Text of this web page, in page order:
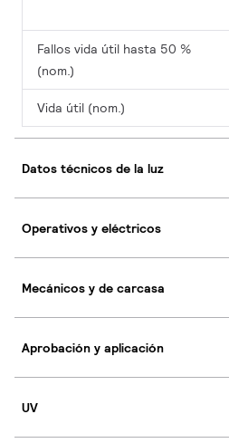
Fallos vida útil hasta 50 %
(nom.)
Vida útil (nom.)
Datos técnicos de la luz
Operativos y eléctricos
Mecánicos y de carcasa
Aprobación y aplicación
UV